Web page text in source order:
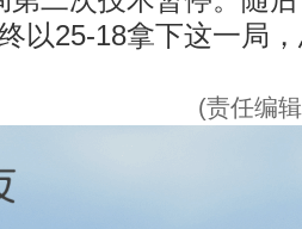
以25-18拿下这一局
(责任编